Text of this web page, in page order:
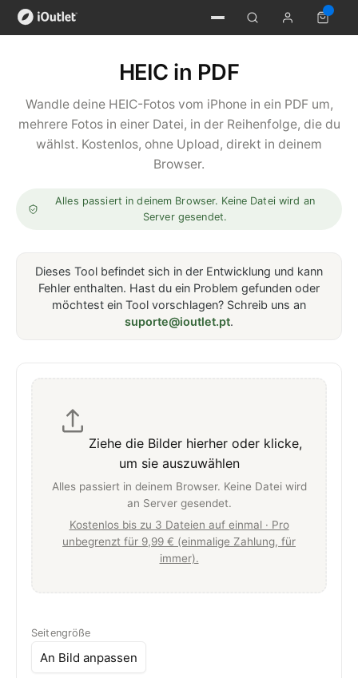
HEIC in PDF
Wandle deine HEIC-Fotos vom iPhone in ein PDF um,
mehrere Fotos in einer Datei, in der Reihenfolge, die du
wählst. Kostenlos, ohne Upload, direkt in deinem
Browser.
Alles passiert in deinem Browser. Keine Datei wird an
Server gesendet.
Dieses Tool befindet sich in der Entwicklung und kann
Fehler enthalten. Hast du ein Problem gefunden oder
möchtest ein Tool vorschlagen? Schreib uns an
suporte@ioutlet.pt.
Ziehe die Bilder hierher oder klicke,
um sie auszuwählen
Alles passiert in deinem Browser. Keine Datei wird
an Server gesendet.
Kostenlos bis zu 3 Dateien auf einmal · Pro
unbegrenzt für 9,99 € (einmalige Zahlung, für
immer).
Seitengröße